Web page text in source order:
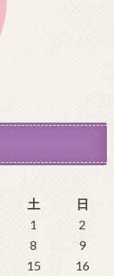
土
日
1
2
8
9
15
16